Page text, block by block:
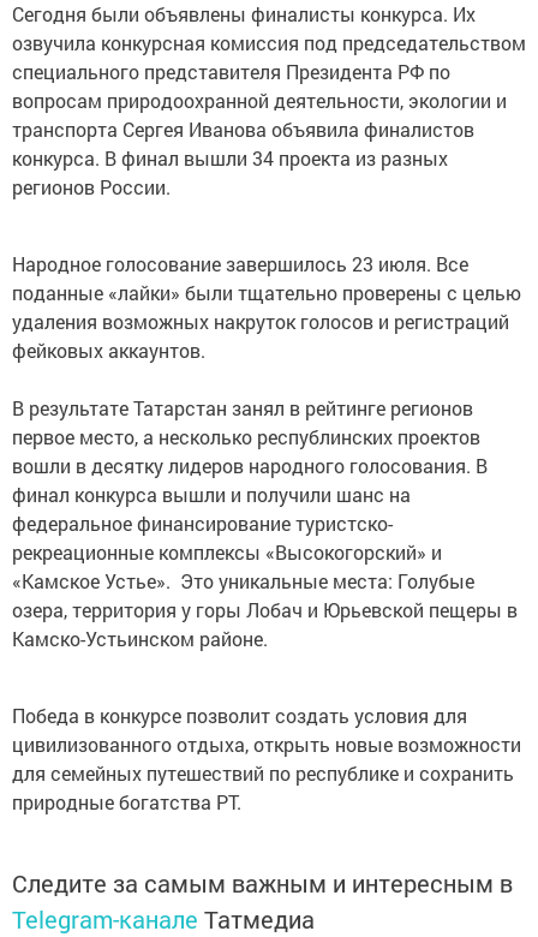
Сегодня были объявлены финалисты конкурса. Их
озвучила конкурсная комиссия под председательством
специального представителя Президента РФ по
вопросам природоохранной деятельности, экологии и
транспорта Сергея Иванова объявила финалистов
конкурса. В финал вышли 34 проекта из разных
регионов России.
Народное голосование завершилось 23 июля. Все
поданные «лайки» были тщательно проверены с целью
удаления возможных накруток голосов и регистраций
фейковых аккаунтов.
В результате Татарстан занял в рейтинге регионов
первое место, а несколько республинских проектов
вошли в десятку лидеров народного голосования. В
финал конкурса вышли и получили шанс на
федеральное финансирование туристско-
рекреационные комплексы «Высокогорский» и
«Камское Устье». Это уникальные места: Голубые
озера, территория у горы Лобач и Юрьевской пещеры в
Камско-Устьинском районе.
Победа в конкурсе позволит создать условия для
цивилизованного отдыха, открыть новые возможности
для семейных путешествий по республике и сохранить
природные богатства РТ.
Следите за самым важным и интересным в
Telegram-канале Татмедиа